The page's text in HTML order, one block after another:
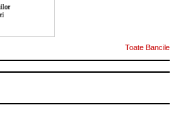
Toate Bancile